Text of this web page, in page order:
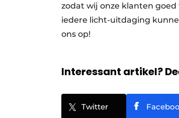
zodat wij onze klanten
iedere licht-uitdaging
ons op!
Interessant artikel?
Twitter